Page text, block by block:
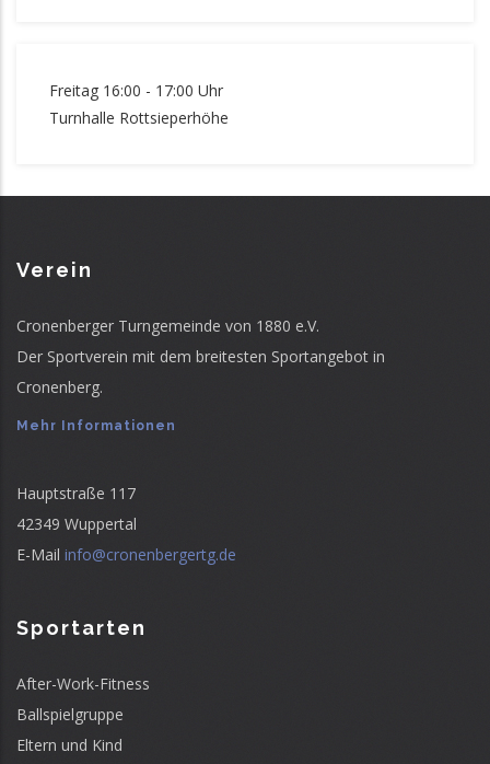
Freitag 16:00 - 17:00 Uhr
Turnhalle Rottsieperhöhe
Verein
Cronenberger Turngemeinde von 1880 e.V.
Der Sportverein mit dem breitesten Sportangebot in
Cronenberg.
Mehr Informationen
Hauptstraße 117
42349 Wuppertal
E-Mail info@cronenbergertg.de
Sportarten
After-Work-Fitness
Ballspielgruppe
Eltern und Kind